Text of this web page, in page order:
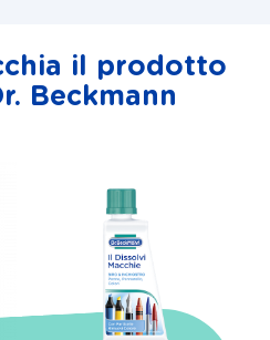
il prodotto
Beckmann